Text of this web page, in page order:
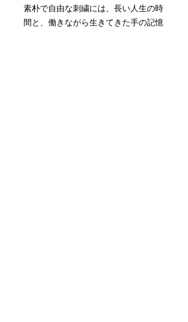
素朴で自由な刺繍には、長い人生の時
間と、働きながら生きてきた手の記憶